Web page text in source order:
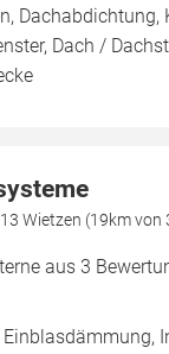
Dachabdichtung,
Dach /
Wietzen (19km
aus 3
Einblasdämmung,